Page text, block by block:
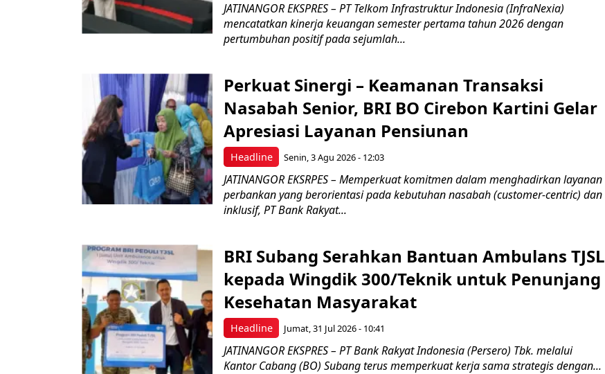
JATINANGOR EKSPRES – PT Telkom Infrastruktur Indonesia (InfraNexia)
mencatatkan kinerja keuangan semester pertama tahun 2026 dengan
pertumbuhan positif pada sejumlah...
Headline
Perkuat Sinergi – Keamanan Transaksi
Nasabah Senior, BRI BO Cirebon Kartini Gelar
Apresiasi Layanan Pensiunan
Senin, 3 Agu 2026 - 12:03
JATINANGOR EKSRPES – Memperkuat komitmen dalam menghadirkan layanan
perbankan yang berorientasi pada kebutuhan nasabah (customer-centric) dan
inklusif, PT Bank Rakyat...
Headline
BRI Subang Serahkan Bantuan Ambulans TJSL
kepada Wingdik 300/Teknik untuk Penunjang
Kesehatan Masyarakat ​
Jumat, 31 Jul 2026 - 10:41
JATINANGOR EKSPRES – PT Bank Rakyat Indonesia (Persero) Tbk. melalui
Kantor Cabang (BO) Subang terus memperkuat kerja sama strategis dengan...